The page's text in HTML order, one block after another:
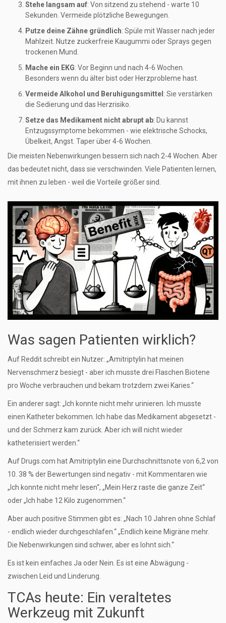
Stehe langsam auf: Von sitzend zu stehend - warte 10
Sekunden. Vermeide plötzliche Bewegungen.
Putze deine Zähne gründlich: Spüle mit Wasser nach jeder
Mahlzeit. Nutze zuckerfreie Kaugummi oder Sprays gegen
trockenen Mund.
Mache ein EKG: Vor Beginn und nach 4-6 Wochen.
Besonders wenn du älter bist oder Herzprobleme hast.
Vermeide Alkohol und Beruhigungsmittel : Sie verstärken
die Sedierung und das Herzrisiko.
Setze das Medikament nicht abrupt ab: Du kannst
Entzugssymptome bekommen - wie elektrische Schocks,
Übelkeit, Angst. Taper über 4-6 Wochen.
Die meisten Nebenwirkungen bessern sich nach 2-4 Wochen. Aber
das bedeutet nicht, dass sie verschwinden. Viele Patienten lernen,
mit ihnen zu leben - weil die Vorteile größer sind.
Was sagen Patienten wirklich?
Auf Reddit schreibt ein Nutzer: „Amitriptylin hat meinen
Nervenschmerz besiegt - aber ich musste drei Flaschen Biotene
pro Woche verbrauchen und bekam trotzdem zwei Karies.“
Ein anderer sagt: „Ich konnte nicht mehr urinieren. Ich musste
einen Katheter bekommen. Ich habe das Medikament abgesetzt -
und der Schmerz kam zurück. Aber ich will nicht wieder
katheterisiert werden.“
Auf Drugs.com hat Amitriptylin eine Durchschnittsnote von 6,2 von
10. 38 % der Bewertungen sind negativ - mit Kommentaren wie
„Ich konnte nicht mehr lesen“, „Mein Herz raste die ganze Zeit“
oder „Ich habe 12 Kilo zugenommen.“
Aber auch positive Stimmen gibt es: „Nach 10 Jahren ohne Schlaf
- endlich wieder durchgeschlafen.“ „Endlich keine Migräne mehr.
Die Nebenwirkungen sind schwer, aber es lohnt sich.“
Es ist kein einfaches Ja oder Nein. Es ist eine Abwägung -
zwischen Leid und Linderung.
TCAs heute: Ein veraltetes
Werkzeug mit Zukunft